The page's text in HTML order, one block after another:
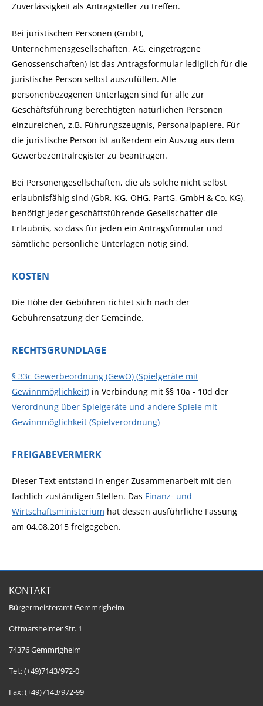
Zuverlässigkeit als Antragsteller zu treffen.
Bei juristischen Personen (GmbH,
Unternehmensgesellschaften, AG, eingetragene
Genossenschaften) ist das Antragsformular lediglich für die
juristische Person selbst auszufüllen. Alle
personenbezogenen Unterlagen sind für alle zur
Geschäftsführung berechtigten natürlichen Personen
einzureichen, z.B. Führungszeugnis, Personalpapiere. Für
die juristische Person ist außerdem ein Auszug aus dem
Gewerbezentralregister zu beantragen.
Bei Personengesellschaften, die als solche nicht selbst
erlaubnisfähig sind (GbR, KG, OHG, PartG, GmbH & Co. KG),
benötigt jeder geschäftsführende Gesellschafter die
Erlaubnis, so dass für jeden ein Antragsformular und
sämtliche persönliche Unterlagen nötig sind.
KOSTEN
Die Höhe der Gebühren richtet sich nach der
Gebührensatzung der Gemeinde.
RECHTSGRUNDLAGE
§ 33c Gewerbeordnung (GewO) (Spielgeräte mit
Gewinnmöglichkeit) in Verbindung mit §§ 10a - 10d der
Verordnung über Spielgeräte und andere Spiele mit
Gewinnmöglichkeit (Spielverordnung)
FREIGABEVERMERK
Dieser Text entstand in enger Zusammenarbeit mit den
fachlich zuständigen Stellen. Das Finanz- und
Wirtschaftsministerium hat dessen ausführliche Fassung
am 04.08.2015 freigegeben.
KONTAKT
Bürgermeisteramt Gemmrigheim
Ottmarsheimer Str. 1
74376 Gemmrigheim
Tel.: (+49)7143/972-0
Fax: (+49)7143/972-99